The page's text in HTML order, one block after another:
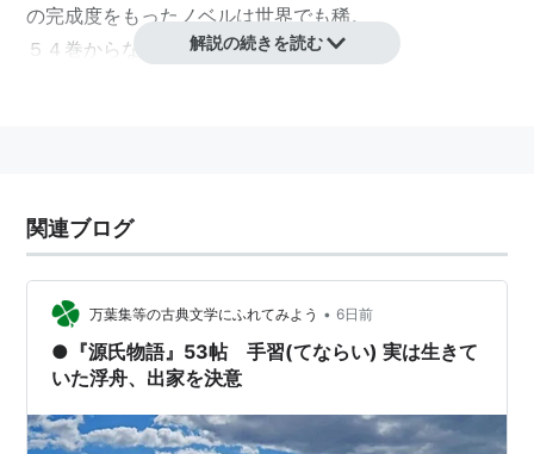
の完成度をもったノベルは世界でも稀。
５４巻からなる。構成は三部に分けられる。
帚木
夕顔
若紫
末摘花
花宴
解説の続きを読む
関連ブログ
万葉集等の古典文学にふれてみよう • 6日前
●『源氏物語』53帖 手習(てならい) 実は生きて
いた浮舟、出家を決意